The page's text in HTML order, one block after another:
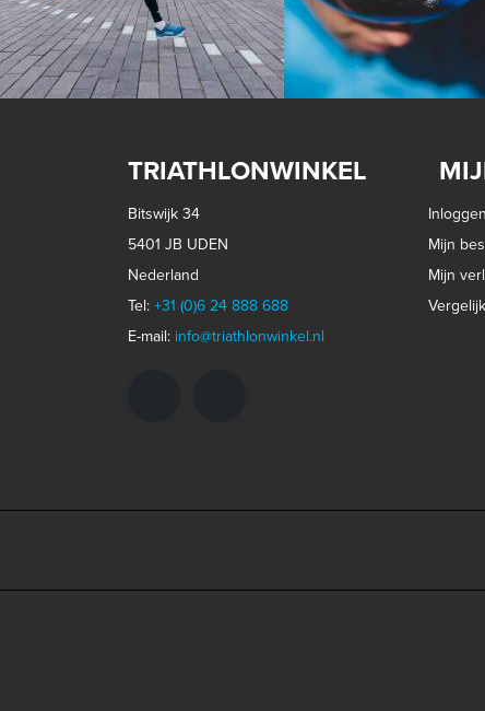
TRIATHLONWINKEL
Bitswijk 34
5401 JB UDEN
Nederland
Tel:+31 (0)6 24 888 688
E-mail: info@triathlonwinkel.nl
Inloggen
Mijn
Mijn